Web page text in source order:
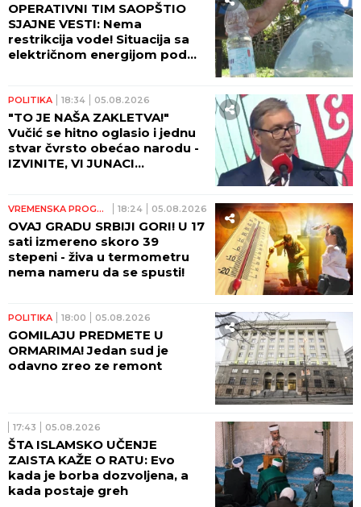
OPERATIVNI TIM SAOPŠTIO
SJAJNE VESTI: Nema
restrikcija vode! Situacija sa
električnom energijom pod
POLITIKA 18:34 05.08.2026
"TO JE NAŠA ZAKLETVA!"
Vučić se hitno oglasio i jednu
stvar čvrsto obećao narodu -
IZVINITE, VI JUNACI
VREMENSKA PROGNOZA 18:24 05.08.2026
OVAJ GRADU SRBIJI GORI! U 17
sati izmereno skoro 39
stepeni - živa u termometru
nema nameru da se spusti!
POLITIKA 18:00 05.08.2026
GOMILAJU PREDMETE U
ORMARIMA! Jedan sud je
odavno zreo ze remont
17:43 05.08.2026
ŠTA ISLAMSKO UČENJE
ZAISTA KAŽE O RATU: Evo
kada je borba dozvoljena, a
kada postaje greh